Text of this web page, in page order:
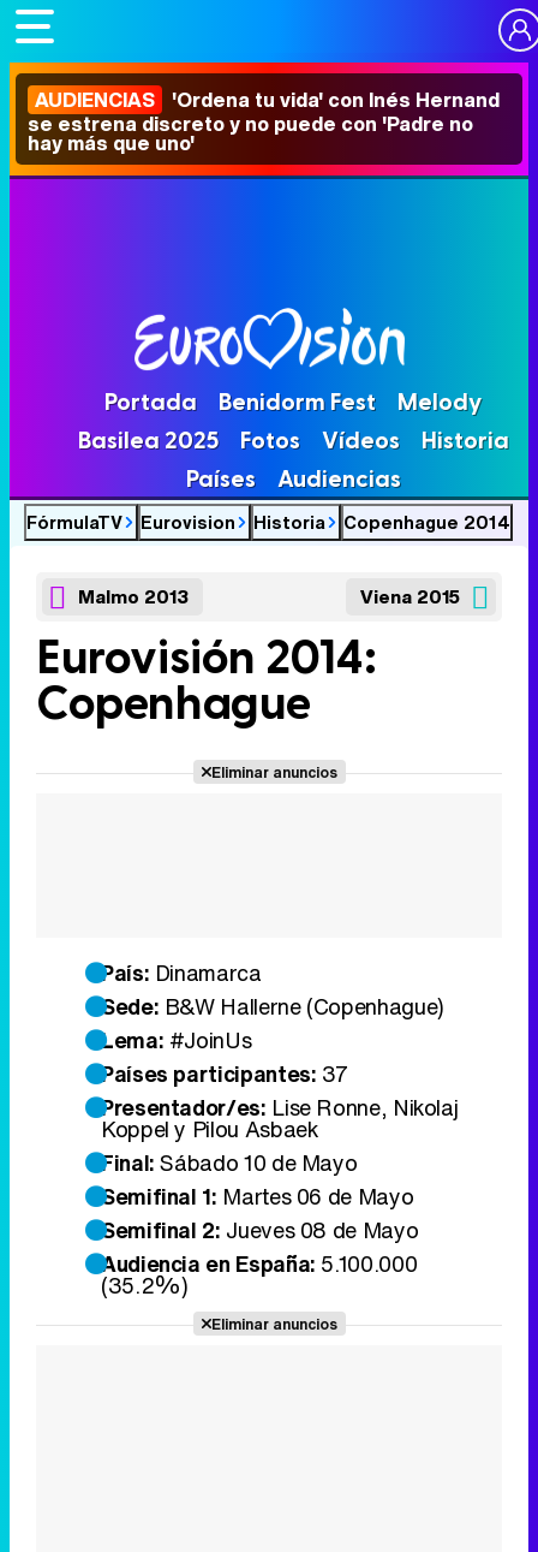
AUDIENCIAS 'Ordena tu vida' con Inés Hernand
se estrena discreto y no puede con 'Padre no
hay más que uno'
Portada Benidorm Fest
Melody
Basilea 2025
Fotos Vídeos
Historia
Países
Audiencias
FórmulaTV Eurovision Historia Copenhague 2014
Malmo 2013 Viena 2015
Eurovisión 2014:
Copenhague
Eliminar anuncios
País: Dinamarca
Sede: B&W Hallerne (Copenhague)
Lema: #JoinUs
Países participantes: 37
Presentador/es: Lise Ronne, Nikolaj
Koppel y Pilou Asbaek
Final:Sábado 10 de Mayo
Semifinal 1: Martes 06 de Mayo
Semifinal 2: Jueves 08 de Mayo
Audiencia en España: 5.100.000
(35.2%)
Eliminar anuncios